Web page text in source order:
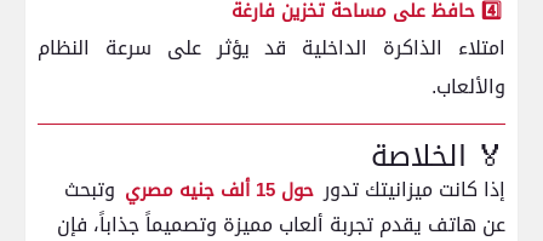
4️⃣ حافظ على مساحة تخزين فارغة
امتلاء الذاكرة الداخلية قد يؤثر على سرعة النظام
والألعاب.
🏅 الخلاصة
إذا كانت ميزانيتك تدور حول 15 ألف جنيه مصري
وتبحث
عن هاتف يقدم تجربة ألعاب مميزة وتصميماً جذاباً، فإن